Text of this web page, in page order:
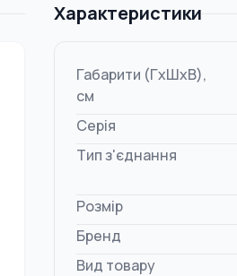
Характеристики
Габарити (ГxШxВ),
см
Серія
Тип з'єднання
Розмір
Бренд
Вид товару